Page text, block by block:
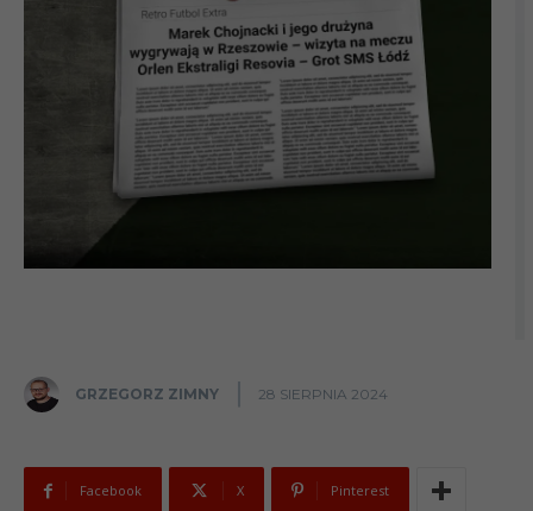
GRZEGORZ ZIMNY 28 SIERPNIA 2024
Facebook X Pinterest